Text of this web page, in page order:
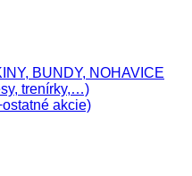
BUNDY, NOHAVICE
trenírky,…)
akcie)